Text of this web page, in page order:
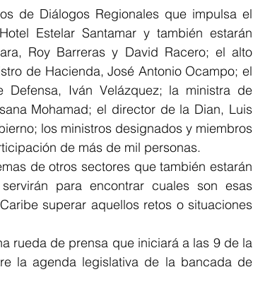
de Diálogos Regionales que impulsa el
Estelar Santamar y también estarán
Roy Barreras y David Racero; el alto
de Hacienda, José Antonio Ocampo; el
Defensa, Iván Velázquez; la ministra de
Mohamad; el director de la Dian, Luis
los ministros designados y miembros
de más de mil personas.
de otros sectores que también estarán
para encontrar cuales son esas
superar aquellos retos o situaciones
rueda de prensa que iniciará a las 9 de la
la agenda legislativa de la bancada de